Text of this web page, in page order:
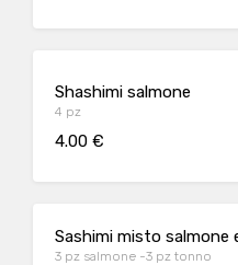
Shashimi salmone
4 pz
4.00 €
Sashimi misto salmone
3 pz salmone -3 pz tonno